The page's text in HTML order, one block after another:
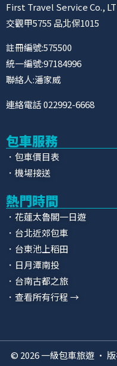
First Travel Service Co.,
交觀甲5755 品北保1015
註冊編號:575500
統一編號:97184996
聯絡人:潘家威
連絡電話 022992-6668
包車服務
．包車價目表
．機場接送
熱門時間
．花蓮太魯閣一日遊
．台北近郊包車
．台東池上稻田
．日月潭南投
．台南古都之旅
．查看所有行程 →
© 2026 一級包車旅遊 ·